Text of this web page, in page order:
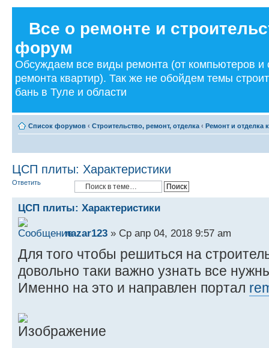
Все о ремонте и
форум
Обсуждаем все виды ремонта (от компьютеров
ремонта квартир). Так же не обойдем темы
бань в Туле и области
Список форумов ‹ Строительство, ремонт, отделка ‹ Ремонт и отделка
ЦСП плиты: Характеристики
Ответить
ЦСП плиты: Характеристики
nazar123 » Ср апр 04, 2018 9:57 am
Для того чтобы решиться на
довольно таки важно узнать все
Именно на это и направлен портал